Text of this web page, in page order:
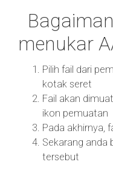
menukar
Pilih fail dari
kotak seret
Fail akan
ikon pemuatan
Pada akhirnya,
Sekarang anda
tersebut